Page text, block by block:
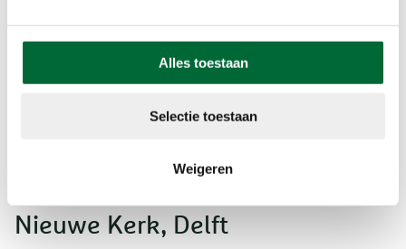
Alles toestaan
Selectie toestaan
Weigeren
Nieuwe Kerk, Delft